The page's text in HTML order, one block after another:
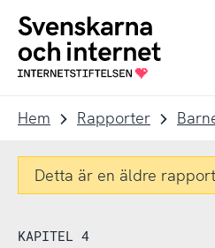
navigation
innehåll
To
startpage
Hem Rapporter
Detta är en äldre
KAPITEL 4